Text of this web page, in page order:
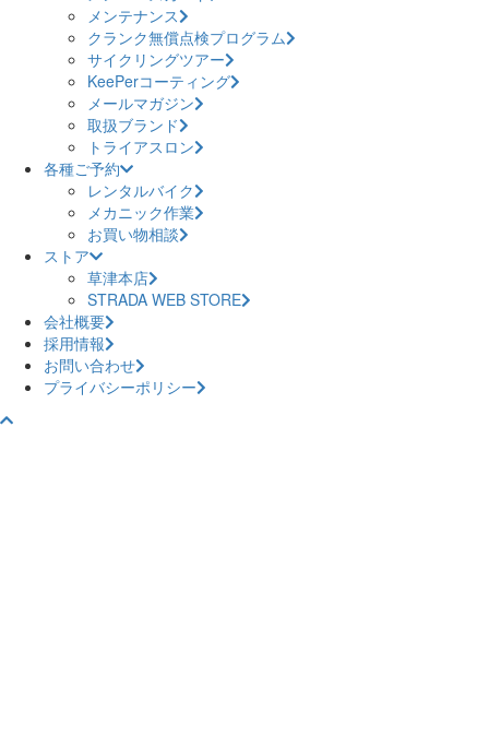
メンテナンス
クランク無償点検プログラム
サイクリングツアー
KeePerコーティング
メールマガジン
取扱ブランド
トライアスロン
各種ご予約
レンタルバイク
メカニック作業
お買い物相談
ストア
草津本店
STRADA WEB STORE
会社概要
採用情報
お問い合わせ
プライバシーポリシー